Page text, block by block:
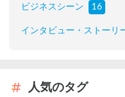
ビジネスシーン 16
インタビュー・ストーリ
人気のタグ